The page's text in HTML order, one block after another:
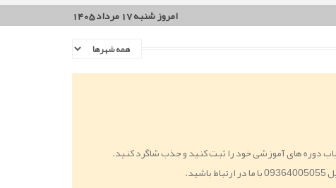
امروز شنبه 17 مرداد 1405
دوره های آموزشی خود را ثبت کنید و جذب شاگرد کنید.